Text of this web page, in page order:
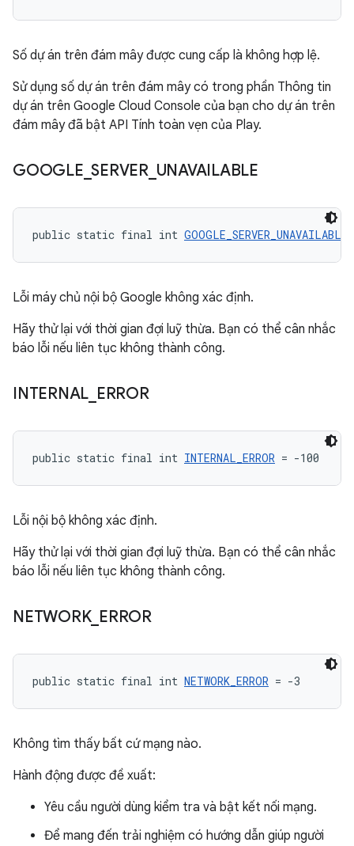
Số dự án trên đám mây được cung cấp là không hợp lệ.
Sử dụng số dự án trên đám mây có trong phần Thông tin
dự án trên Google Cloud Console của bạn cho dự án trên
đám mây đã bật API Tính toàn vẹn của Play.
GOOGLE _SERVER_ UNAVAILABLE
public static final int GOOGLE_SERVER_UNAVAILABLE
Lỗi máy chủ nội bộ Google không xác định.
Hãy thử lại với thời gian đợi luỹ thừa. Bạn có thể cân nhắc
báo lỗi nếu liên tục không thành công.
INTERNAL ERROR
public static final int INTERNAL_ERROR = -100
Lỗi nội bộ không xác định.
Hãy thử lại với thời gian đợi luỹ thừa. Bạn có thể cân nhắc
báo lỗi nếu liên tục không thành công.
NETWORK_ ERROR
public static final int NETWORK_ERROR = -3
Không tìm thấy bất cứ mạng nào.
Hành động được đề xuất:
Yêu cầu người dùng kiểm tra và bật kết nối mạng.
Để mang đến trải nghiệm có hướng dẫn giúp người